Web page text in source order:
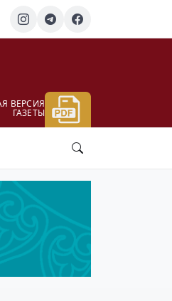
ВЕРСИЯ
ГАЗЕТЫ